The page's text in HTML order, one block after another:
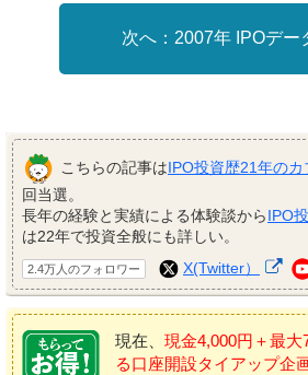
2007年 IPOデー
こちらの記事はIPO投資歴21年のカ
回当選。
長年の経験と実績による体験談からIPO
は22年で投資全般にも詳しい。
2.4万人のフォロワー X(Twitter）
現在、 現金4,000円＋最大
る口座開設タイアップ企